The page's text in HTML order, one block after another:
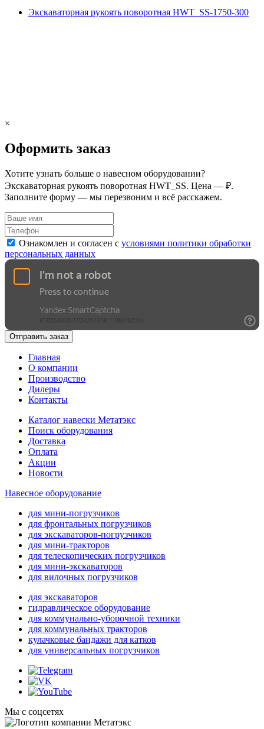
Экскаваторная рукоять поворотная HWT_SS-1750-300
×
Оформить заказ
Хотите узнать больше о навесном оборудовании?
Экскаваторная рукоять поворотная HWT_SS. Цена — ₽.
Заполните форму — мы перезвоним и всё расскажем.
Ознакомлен и согласен с условиями политики обработки
персональных данных
Отправить заказ
Главная
О компании
Производство
Дилеры
Контакты
Каталог навески Метатэкс
Поиск оборудования
Доставка
Оплата
Акции
Новости
Навесное оборудование
для мини-погрузчиков
для фронтальных погрузчиков
для экскаваторов-погрузчиков
для мини-тракторов
для телескопических погрузчиков
для мини-экскаваторов
для вилочных погрузчиков
для экскаваторов
гидравлическое оборудование
для коммунально-уборочной техники
для коммунальных тракторов
кулачковые бандажи для катков
для универсальных погрузчиков
Мы с соцсетях